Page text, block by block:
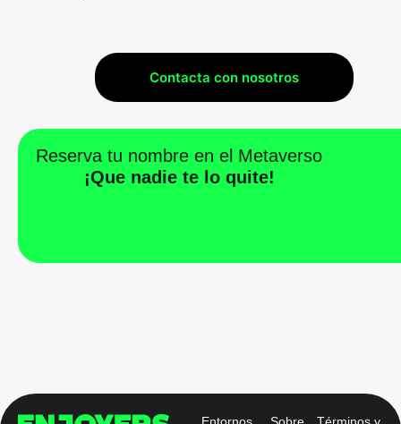
Contacta con nosotros
Reserva tu nombre en el Metaverso
¡Que nadie te lo quite!